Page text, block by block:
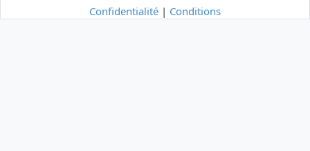
Confidentialité | Conditions